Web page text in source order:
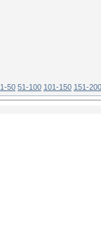
1-50 51-100 101-150 151-200